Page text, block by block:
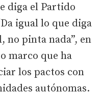
diga el Partido
igual lo que diga
no pinta nada”, en
marco que ha
los pactos con
autónomas.